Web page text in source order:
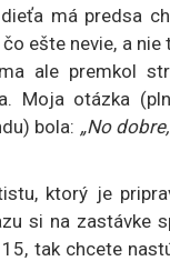
má predsa
ešte nevie, a nie
ale premkol
Moja otázka
bola: „No
ktorý je
si na zastávke
tak chcete